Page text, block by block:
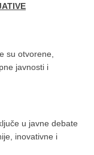
su otvorene,
javnosti i
u javne debate
inovativne i